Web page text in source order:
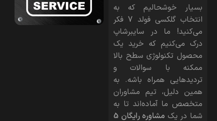
بسیار خوشحالیم که به
انتخاب گلکسی فولد 7 فکر
می‌کنید! ما در سایبرشاپ
درک می‌کنیم که خرید یک
محصول تکنولوژی سطح بالا
ممکنه با سوالات و
تردیدهایی همراه باشه. به
همین دلیل، تیم مشاوران
متخصص ما آماده‌اند تا به
شما در یک
مشاوره رایگان 5